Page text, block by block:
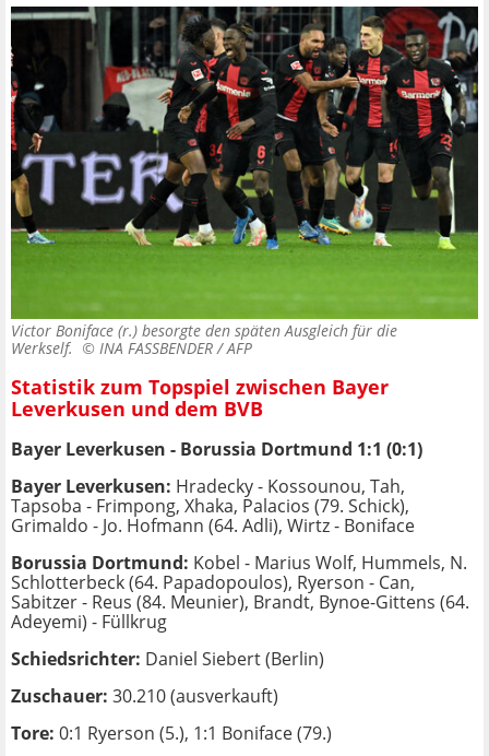
Victor Boniface (r.) besorgte den späten Ausgleich für die
Werkself. © INA FASSBENDER / AFP
Statistik zum Topspiel zwischen Bayer
Leverkusen und dem BVB
Bayer Leverkusen - Borussia Dortmund 1:1 (0:1)
Bayer Leverkusen: Hradecky - Kossounou, Tah,
Tapsoba - Frimpong, Xhaka, Palacios (79. Schick),
Grimaldo - Jo. Hofmann (64. Adli), Wirtz - Boniface
Borussia Dortmund: Kobel - Marius Wolf, Hummels, N.
Schlotterbeck (64. Papadopoulos), Ryerson - Can,
Sabitzer - Reus (84. Meunier), Brandt, Bynoe-Gittens (64.
Adeyemi) - Füllkrug
Schiedsrichter: Daniel Siebert (Berlin)
Zuschauer: 30.210 (ausverkauft)
Tore: 0:1 Ryerson (5.), 1:1 Boniface (79.)